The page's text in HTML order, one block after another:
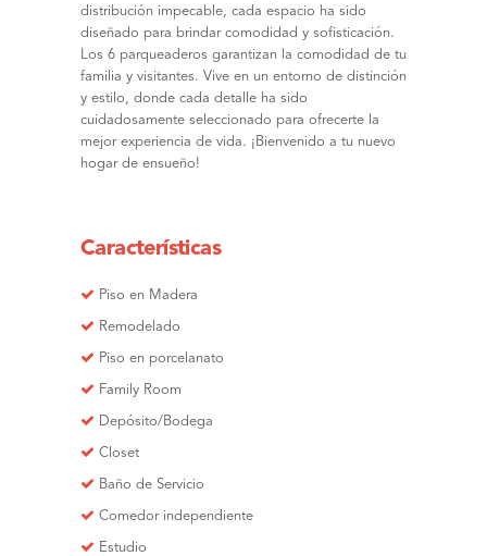
distribución impecable, cada espacio ha sido
diseñado para brindar comodidad y sofisticación.
Los 6 parqueaderos garantizan la comodidad de tu
familia y visitantes. Vive en un entorno de distinción
y estilo, donde cada detalle ha sido
cuidadosamente seleccionado para ofrecerte la
mejor experiencia de vida. ¡Bienvenido a tu nuevo
hogar de ensueño!
Características
Piso en Madera
Remodelado
Piso en porcelanato
Family Room
Depósito/Bodega
Closet
Baño de Servicio
Comedor independiente
Estudio